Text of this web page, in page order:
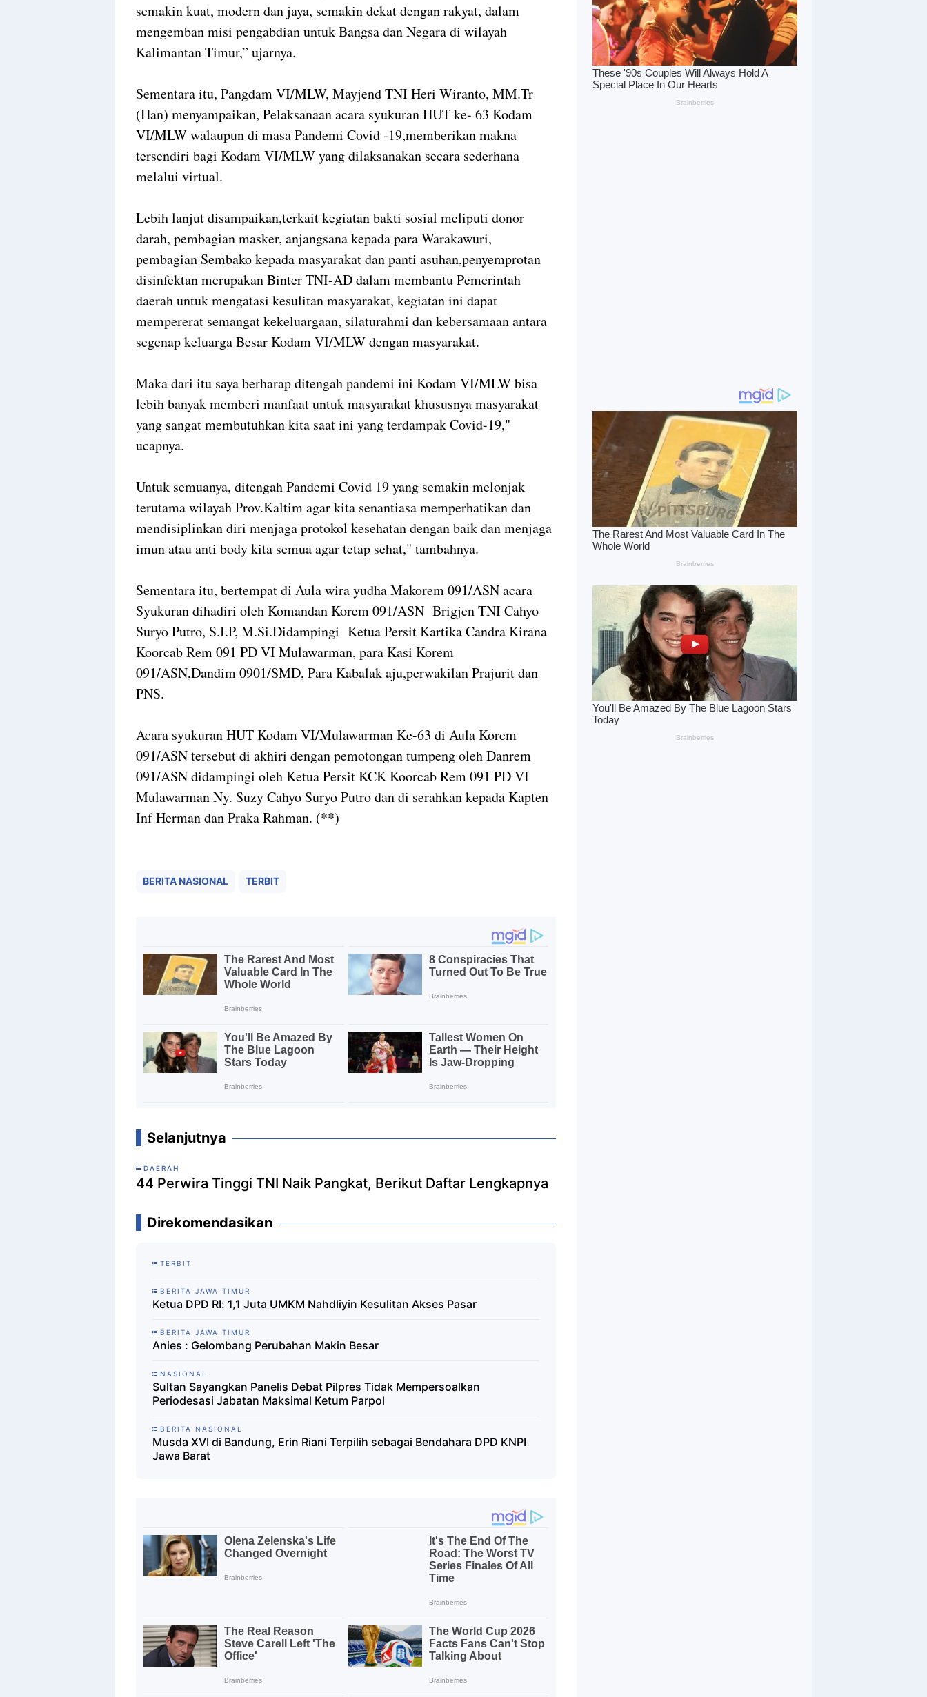
semakin kuat, modern dan jaya, semakin dekat dengan rakyat, dalam
mengemban misi pengabdian untuk Bangsa dan Negara di wilayah
Kalimantan Timur,” ujarnya.
Sementara itu, Pangdam VI/MLW, Mayjend TNI Heri Wiranto, MM.Tr
(Han) menyampaikan, Pelaksanaan acara syukuran HUT ke- 63 Kodam
VI/MLW walaupun di masa Pandemi Covid -19,memberikan makna
tersendiri bagi Kodam VI/MLW yang dilaksanakan secara sederhana
melalui virtual.
Lebih lanjut disampaikan,terkait kegiatan bakti sosial meliputi donor
darah, pembagian masker, anjangsana kepada para Warakawuri,
pembagian Sembako kepada masyarakat dan panti asuhan,penyemprotan
disinfektan merupakan Binter TNI-AD dalam membantu Pemerintah
daerah untuk mengatasi kesulitan masyarakat, kegiatan ini dapat
mempererat semangat kekeluargaan, silaturahmi dan kebersamaan antara
segenap keluarga Besar Kodam VI/MLW dengan masyarakat.
Maka dari itu saya berharap ditengah pandemi ini Kodam VI/MLW bisa
lebih banyak memberi manfaat untuk masyarakat khususnya masyarakat
yang sangat membutuhkan kita saat ini yang terdampak Covid-19,"
ucapnya.
Untuk semuanya, ditengah Pandemi Covid 19 yang semakin melonjak
terutama wilayah Prov.Kaltim agar kita senantiasa memperhatikan dan
mendisiplinkan diri menjaga protokol kesehatan dengan baik dan menjaga
imun atau anti body kita semua agar tetap sehat," tambahnya.
Sementara itu, bertempat di Aula wira yudha Makorem 091/ASN acara
Syukuran dihadiri oleh Komandan Korem 091/ASN Brigjen TNI Cahyo
Suryo Putro, S.I.P, M.Si.Didampingi Ketua Persit Kartika Candra Kirana
Koorcab Rem 091 PD VI Mulawarman, para Kasi Korem
091/ASN,Dandim 0901/SMD, Para Kabalak aju,perwakilan Prajurit dan
PNS.
Acara syukuran HUT Kodam VI/Mulawarman Ke-63 di Aula Korem
091/ASN tersebut di akhiri dengan pemotongan tumpeng oleh Danrem
091/ASN didampingi oleh Ketua Persit KCK Koorcab Rem 091 PD VI
Mulawarman Ny. Suzy Cahyo Suryo Putro dan di serahkan kepada Kapten
Inf Herman dan Praka Rahman. (**)
BERITA NASIONAL TERBIT
Selanjutnya
DAERAH
44 Perwira Tinggi TNI Naik Pangkat, Berikut Daftar Lengkapnya
Direkomendasikan
TERBIT
BERITA JAWA TIMUR
Ketua DPD RI: 1,1 Juta UMKM Nahdliyin Kesulitan Akses Pasar
BERITA JAWA TIMUR
Anies : Gelombang Perubahan Makin Besar
NASIONAL
Sultan Sayangkan Panelis Debat Pilpres Tidak Mempersoalkan
Periodesasi Jabatan Maksimal Ketum Parpol
BERITA NASIONAL
Musda XVI di Bandung, Erin Riani Terpilih sebagai Bendahara DPD KNPI
Jawa Barat